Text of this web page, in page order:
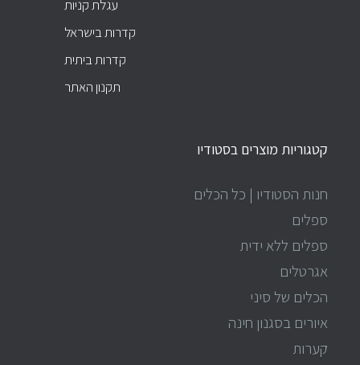
עגלת קניות
קדרות בישראל
קדרות ביתית
תקנון האתר
קטגוריות מוצרים בסטודיו
חנות הסטודיו | כל הכלים
ספלים
ספלים ללא ידית
אגרטלים
הכלים של סיני
איורים בסגנון חינה
קערות